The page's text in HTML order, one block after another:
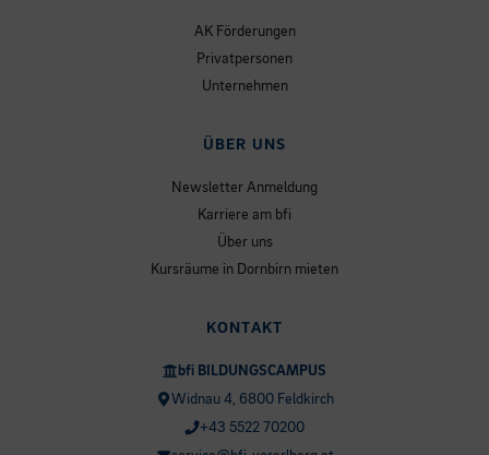
AK Förderungen
Privatpersonen
Unternehmen
ÜBER UNS
Newsletter Anmeldung
Karriere am bfi
Über uns
Kursräume in Dornbirn mieten
KONTAKT
bfi BILDUNGSCAMPUS
Widnau 4, 6800 Feldkirch
+43 5522 70200